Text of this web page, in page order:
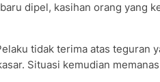
dipel, kasihan orang yang
tidak terima atas teguran
Situasi kemudian memanas